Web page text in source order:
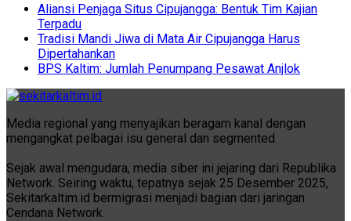
Aliansi Penjaga Situs Cipujangga: Bentuk Tim Kajian
Terpadu
Tradisi Mandi Jiwa di Mata Air Cipujangga Harus
Dipertahankan
BPS Kaltim: Jumlah Penumpang Pesawat Anjlok
Media regional yang menyajikan beragam kanal dengan
mengangkat pelbagai isu general dan segmented.
Sejak awal mengudara, media siber ini jejaring dari Republika
Network. Seiring waktu, tepatnya sejak 25 Desember 2025,
Sekitarkaltim.id bermigrasi menjadi bagian dari jaringan
Cendana Network.